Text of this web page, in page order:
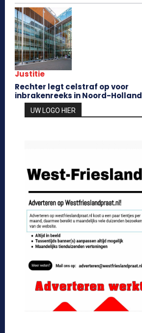
Justitie
Rechter legt celstraf op voor
inbrakenreeks in Noord-Holland
UW LOGO HIER